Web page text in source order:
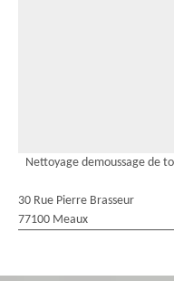
Nettoyage demoussage de
30 Rue Pierre Brasseur
77100 Meaux